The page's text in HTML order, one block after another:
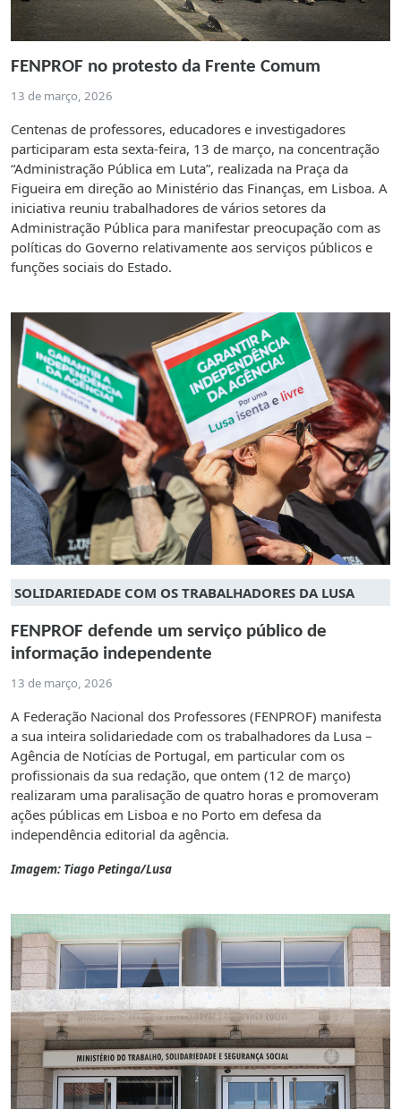
FENPROF no protesto da Frente Comum
13 de março, 2026
Centenas de professores, educadores e investigadores
participaram esta sexta-feira, 13 de março, na concentração
“Administração Pública em Luta”, realizada na Praça da
Figueira em direção ao Ministério das Finanças, em Lisboa. A
iniciativa reuniu trabalhadores de vários setores da
Administração Pública para manifestar preocupação com as
políticas do Governo relativamente aos serviços públicos e
funções sociais do Estado.
SOLIDARIEDADE COM OS TRABALHADORES DA LUSA
FENPROF defende um serviço público de
informação independente
13 de março, 2026
A Federação Nacional dos Professores (FENPROF) manifesta
a sua inteira solidariedade com os trabalhadores da Lusa –
Agência de Notícias de Portugal, em particular com os
profissionais da sua redação, que ontem (12 de março)
realizaram uma paralisação de quatro horas e promoveram
ações públicas em Lisboa e no Porto em defesa da
independência editorial da agência.
Imagem: Tiago Petinga/Lusa